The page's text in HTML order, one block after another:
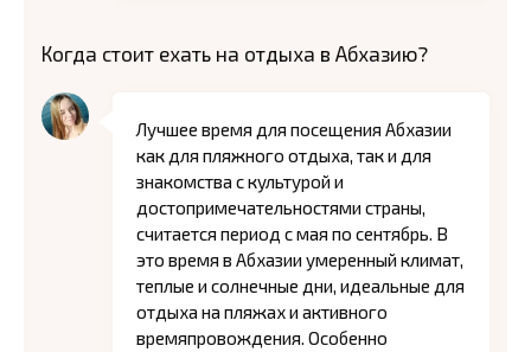
Когда стоит ехать на отдыха в Абхазию?
Лучшее время для посещения Абхазии
как для пляжного отдыха, так и для
знакомства с культурой и
достопримечательностями страны,
считается период с мая по сентябрь. В
это время в Абхазии умеренный климат,
теплые и солнечные дни, идеальные для
отдыха на пляжах и активного
времяпровождения. Особенно